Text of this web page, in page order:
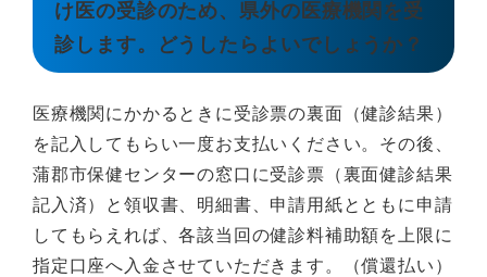
け医の受診のため、県外の医療機関を受
診します。どうしたらよいでしょうか？
医療機関にかかるときに受診票の裏面（健診結果）
を記入してもらい一度お支払いください。 その後、
蒲郡市保健センターの窓口に受診票（裏面健診結果
記入済）と領収書、明細書、申請用紙とともに申請
してもらえれば、各該当回の健診料補助額を上限に
指定口座へ入金させていただきます。（償還払い）